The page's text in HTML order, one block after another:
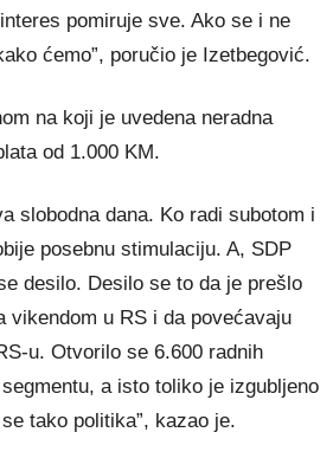
pomiruje sve. Ako se i ne
ćemo”, poručio je Izetbegović.
na koji je uvedena neradna
od 1.000 KM.
slobodna dana. Ko radi subotom i
posebnu stimulaciju. A, SDP
desilo. Desilo se to da je prešlo
vikendom u RS i da povećavaju
u. Otvorilo se 6.600 radnih
a isto toliko je izgubljeno
tako politika”, kazao je.